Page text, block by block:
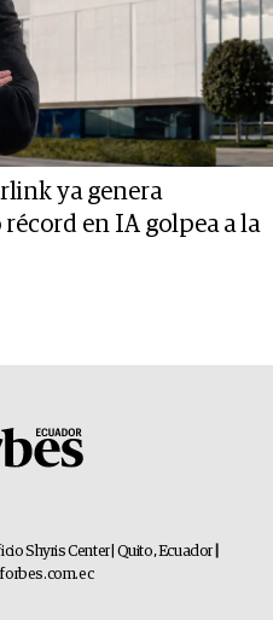
ya genera
en IA golpea a la
Shyris Center | Quito, Ecuador